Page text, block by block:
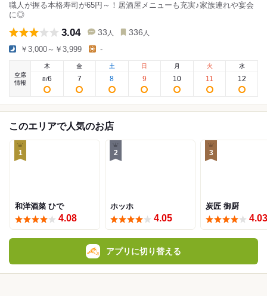
職人が握る本格寿司が65円～！居酒屋メニューも充実♪家族連れや宴会
に◎
3.04 33 人 336 人
￥3,000～￥3,999 -
空席
情報
木
8/6
金
7
土
8
日
9
月
10
火
11
水
12
このエリアで人気のお店
1
和洋酒菜 ひで
4.08
2
ホッホ
4.05
3
炭匠 御厨
4.03
アプリに切り替える